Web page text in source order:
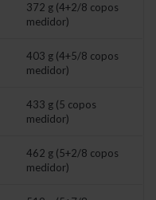
372 g (4+2/8 copos
medidor)
403 g (4+5/8 copos
medidor)
433 g (5 copos
medidor)
462 g (5+2/8 copos
medidor)